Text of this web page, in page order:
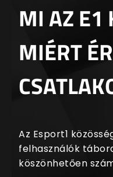
MI AZ E1
MIÉRT
Az Esport1
felhasználók
köszönhetően